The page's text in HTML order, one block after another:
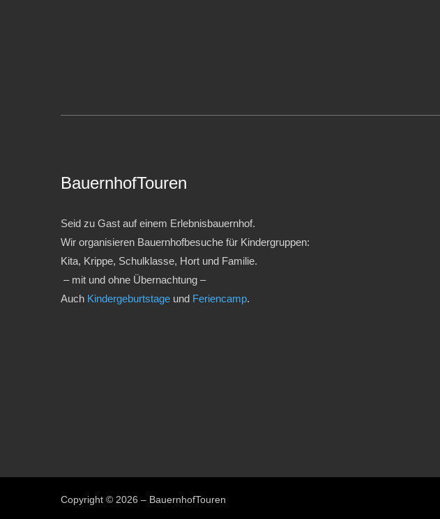
BauernhofTouren
Seid zu Gast auf einem Erlebnisbauernhof.
Wir organisieren Bauernhofbesuche für Kindergruppen:
Kita, Krippe, Schulklasse, Hort und Familie.
– mit und ohne Übernachtung –
Auch Kindergeburtstage und Feriencamp.
Copyright © 2026 – BauernhofTouren